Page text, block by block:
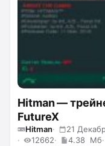
Hitman —
FutureX
Hitman 21
12662
4.38 Мб